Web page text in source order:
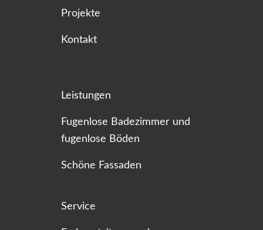
Projekte
Kontakt
Leistungen
Fugenlose Badezimmer und
fugenlose Böden
Schöne Fassaden
Service